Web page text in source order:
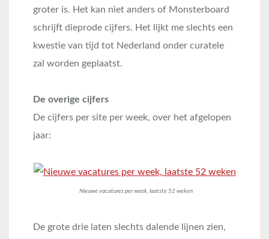
groter is. Het kan niet anders of Monsterboard
schrijft dieprode cijfers. Het lijkt me slechts een
kwestie van tijd tot Nederland onder curatele
zal worden geplaatst.
De overige cijfers
De cijfers per site per week, over het afgelopen
jaar:
Nieuwe vacatures per week, laatste 52 weken
De grote drie laten slechts dalende lijnen zien,